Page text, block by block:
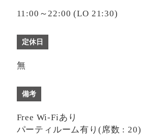
11:00～22:00 (LO 21:30)
定休日
無
備考
Free Wi-Fiあり
パーティルーム有り(席数 : 20)